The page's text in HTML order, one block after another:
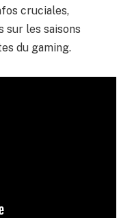
cruciales,
sur les saisons
du gaming.